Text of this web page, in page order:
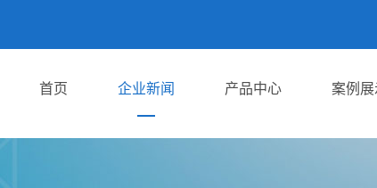
首页 企业新闻 产品中心 案例展